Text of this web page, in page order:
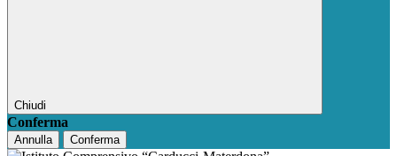
Chiudi
Conferma
Annulla Conferma